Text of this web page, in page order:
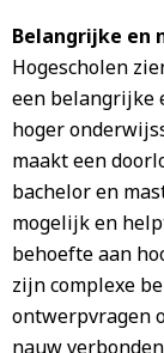
Belangrijke en
Hogescholen
een belangrijke
hoger
maakt een
bachelor en
mogelijk en
behoefte aan
zijn complexe
ontwerpvragen
nauw